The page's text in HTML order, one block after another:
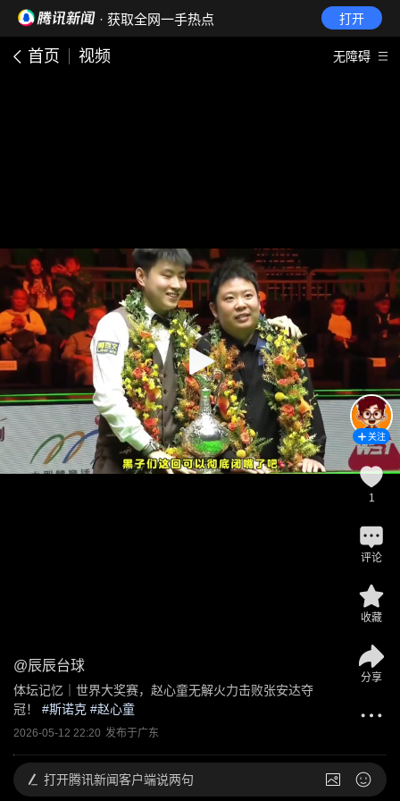
· 获取全网一手热点 打开
首页 视频 无障碍
@辰辰台球
体坛记忆｜世界大奖赛，赵心童无解火力击败张安达夺
冠！
#斯诺克 #赵心童
2026-05-12 22:20 发布于广东
关注
1
评论
收藏
分享
打开腾讯新闻客户端说两句